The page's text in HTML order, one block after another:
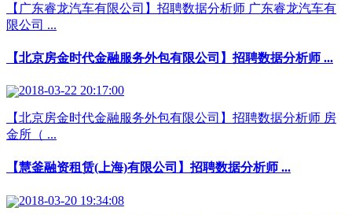
【广东睿龙汽车有限公司】招聘数据分析师 广东睿龙汽车有
限公司 ...
【北京房金时代金融服务外包有限公司】招聘数据分析师 ...
2018-03-22 20:17:00
【北京房金时代金融服务外包有限公司】招聘数据分析师 房
金所（ ...
【慧釜融资租赁(上海)有限公司】招聘数据分析师 ...
2018-03-20 19:34:08